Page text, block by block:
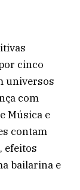
cinco
universos
com
Música e
contam
efeitos
bailarina e